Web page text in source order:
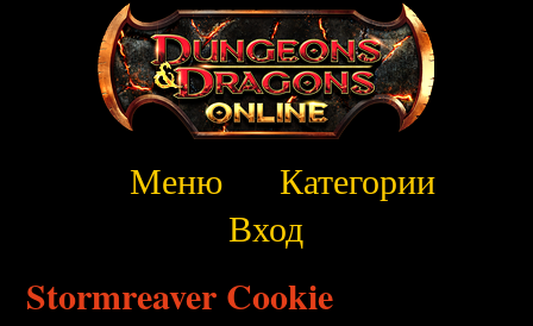
Меню
Категории
Вход
Stormreaver Cookie